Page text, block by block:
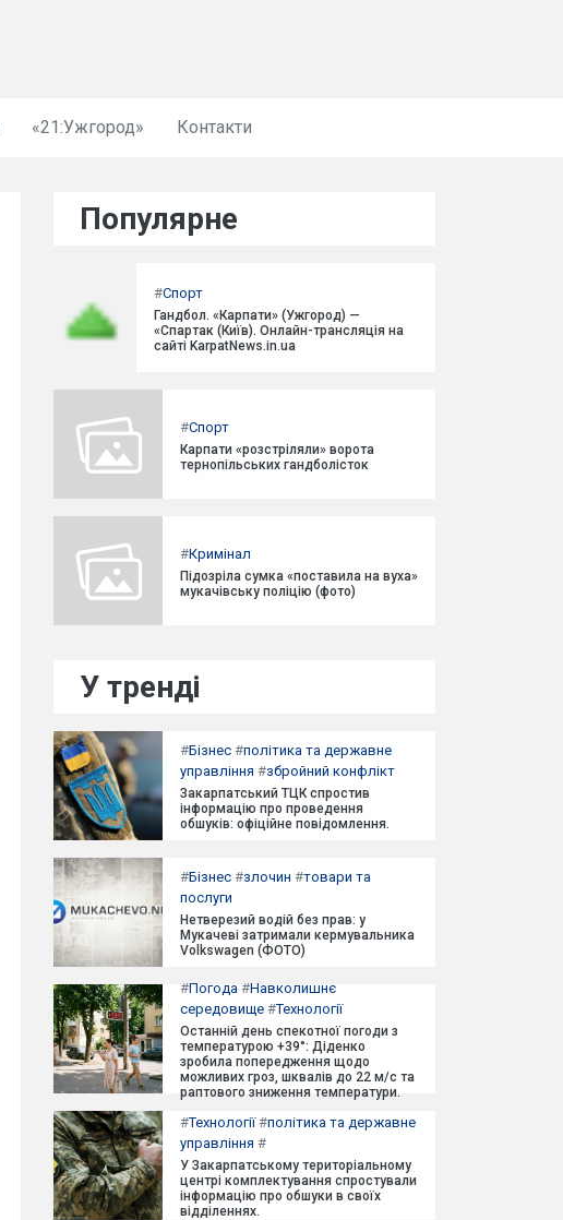
«21:Ужгород» Контакти
Популярне
#Спорт
Гандбол. «Карпати» (Ужгород) —
«Спартак (Київ). Онлайн-трансляція на
сайті KarpatNews.in.ua
#Спорт
Карпати «розстріляли» ворота
тернопільських гандболісток
#Кримінал
Підозріла сумка «поставила на вуха»
мукачівську поліцію (фото)
У тренді
#Бізнес #політика та державне
управління #збройний конфлікт
Закарпатський ТЦК спростив
інформацію про проведення
обшуків: офіційне повідомлення.
#Бізнес #злочин #товари та
послуги
Нетверезий водій без прав: у
Мукачеві затримали кермувальника
Volkswagen (ФОТО)
#Погода #Навколишнє
середовище #Технології
Останній день спекотної погоди з
температурою +39°: Діденко
зробила попередження щодо
можливих гроз, шквалів до 22 м/с та
раптового зниження температури.
#Технології#політика та державне
управління #
У Закарпатському територіальному
центрі комплектування спростували
інформацію про обшуки в своїх
відділеннях.